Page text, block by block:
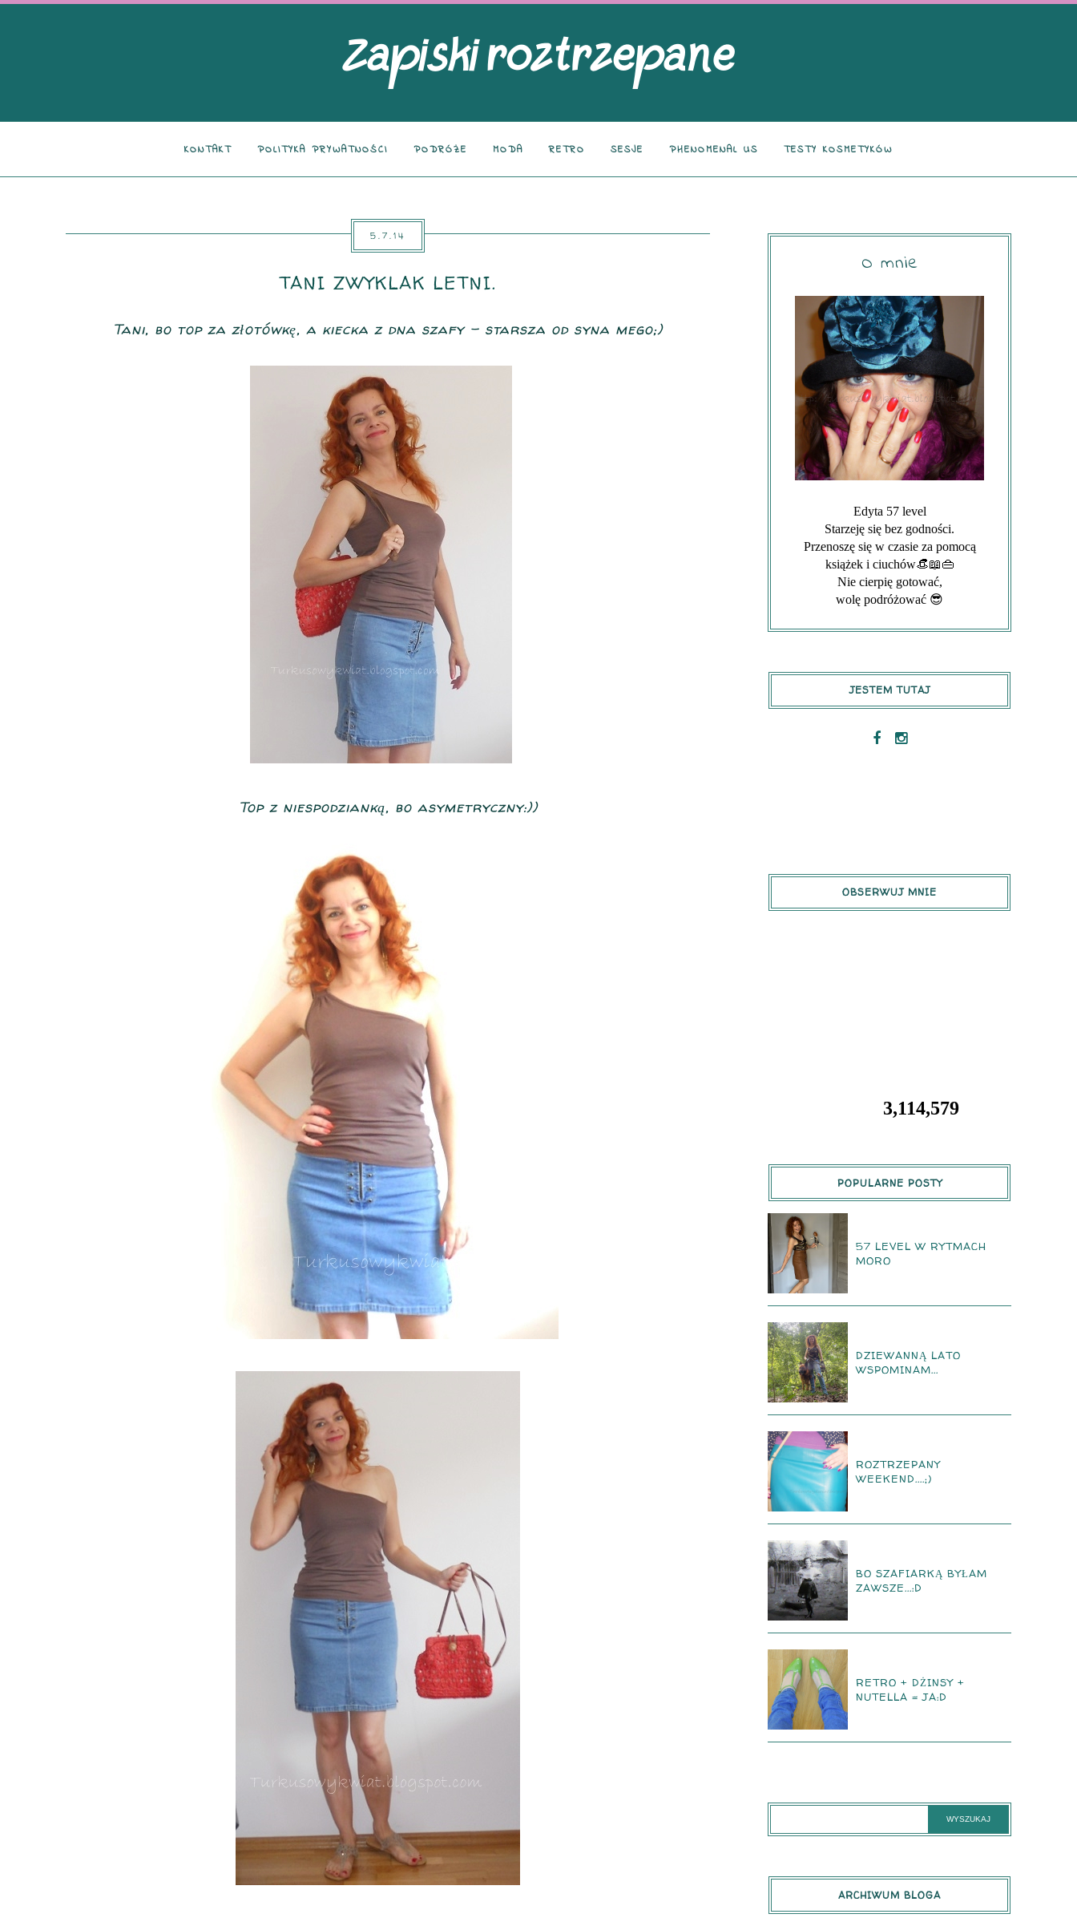
KONTAKT POLITYKA PRYWATNOŚCI PODRÓŻE MODA RETRO SESJE PHENOMENAL US TESTY KOSMETYKÓW
5.7.14
TANI ZWYKLAK LETNI.
Tani, bo top za złotówkę, a kiecka z dna szafy - starsza od syna mego;)
Top z niespodzianką, bo asymetryczny:))
O mnie
Edyta 57 level
Starzeję się bez godności.
Przenoszę się w czasie za pomocą
książek i ciuchów👒📖👜
Nie cierpię gotować,
wolę podróżować 😎
JESTEM TUTAJ
OBSERWUJ MNIE
3,114,579
POPULARNE POSTY
57 LEVEL W RYTMACH
MORO
DZIEWANNĄ LATO
WSPOMINAM...
ROZTRZEPANY
WEEKEND....;)
BO SZAFIARKĄ BYŁAM
ZAWSZE...:D
RETRO + DŻINSY +
NUTELLA = JA:D
ARCHIWUM BLOGA